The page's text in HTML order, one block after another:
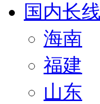
国内长线
海南
福建
山东